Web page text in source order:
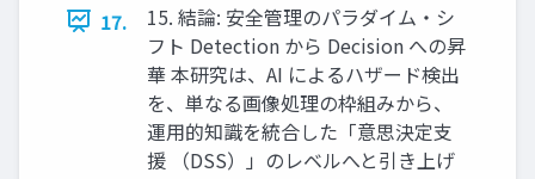
17.
15. 結論: 安全管理のパラダイム・シ
フト Detection から Decision への昇
華 本研究は、AI によるハザード検出
を、単なる画像処理の枠組みから、
運用的知識を統合した「意思決定支
援 （DSS）」のレベルへと引き上げ